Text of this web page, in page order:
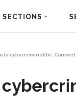
SECTIONS
la cybercriminalité :